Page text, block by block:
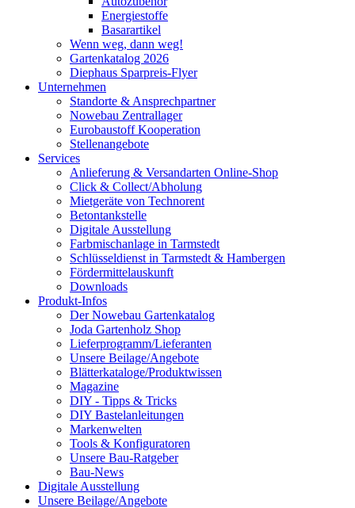
Energiestoffe
Basarartikel
Wenn weg, dann weg!
Gartenkatalog 2026
Diephaus Sparpreis-Flyer
Unternehmen
Standorte & Ansprechpartner
Nowebau Zentrallager
Eurobaustoff Kooperation
Stellenangebote
Services
Anlieferung & Versandarten Online-Shop
Click & Collect/Abholung
Mietgeräte von Technorent
Betontankstelle
Digitale Ausstellung
Farbmischanlage in Tarmstedt
Schlüsseldienst in Tarmstedt & Hambergen
Fördermittelauskunft
Downloads
Produkt-Infos
Der Nowebau Gartenkatalog
Joda Gartenholz Shop
Lieferprogramm/Lieferanten
Unsere Beilage/Angebote
Blätterkataloge/Produktwissen
Magazine
DIY - Tipps & Tricks
DIY Bastelanleitungen
Markenwelten
Tools & Konfiguratoren
Unsere Bau-Ratgeber
Bau-News
Digitale Ausstellung
Unsere Beilage/Angebote